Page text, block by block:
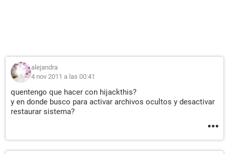
alejandra
4 nov 2011 a las 00:41
quentengo que hacer con hijackthis?
y en donde busco para activar archivos ocultos y desactivar
restaurar sistema?